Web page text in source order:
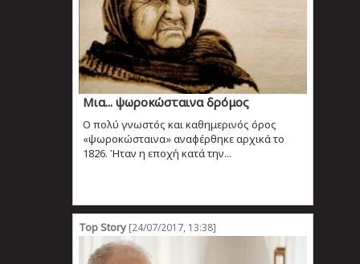
Μια... ψωροκώσταινα δρόμος
O πολύ γνωστός και καθημερινός όρος
«ψωροκώσταινα» αναφέρθηκε αρχικά το
1826. Ήταν η εποχή κατά την...
Top Story[24/07/2017, 13:38]